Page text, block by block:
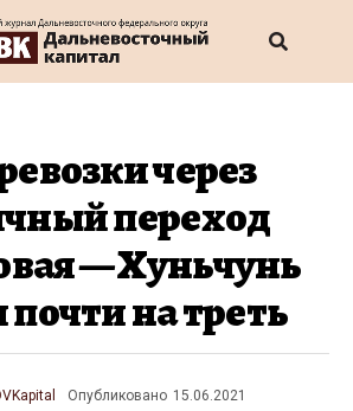
через
переход
— Хуньчунь
на треть
Опубликовано 15.06.2021